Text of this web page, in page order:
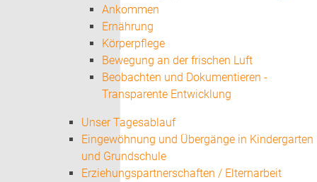
Ankommen
Ernährung
Körperpflege
Bewegung an der frischen Luft
Beobachten und Dokumentieren -
Transparente Entwicklung
Unser Tagesablauf
Eingewöhnung und Übergänge in Kindergarten
und Grundschule
Erziehungspartnerschaften / Elternarbeit